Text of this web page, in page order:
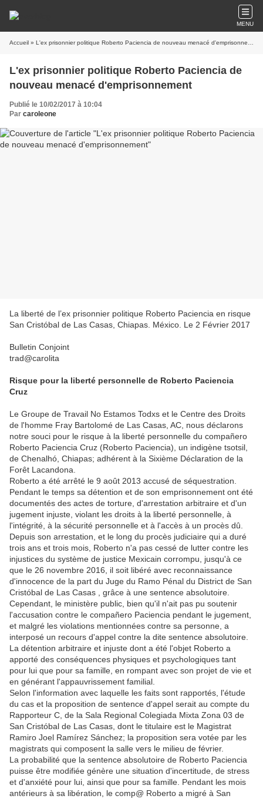
MENU
Accueil » L'ex prisonnier politique Roberto Paciencia de nouveau menacé d'emprisonnement
L'ex prisonnier politique Roberto Paciencia de
nouveau menacé d'emprisonnement
Publié le 10/02/2017 à 10:04
Par caroleone
La liberté de l’ex prisonnier politique Roberto Paciencia en risque
San Cristóbal de Las Casas, Chiapas. México. Le 2 Février 2017
Bulletin Conjoint
trad@carolita
Risque pour la liberté personnelle de Roberto Paciencia
Cruz
Le Groupe de Travail No Estamos Todxs et le Centre des Droits
de l'homme Fray Bartolomé de Las Casas, AC, nous déclarons
notre souci pour le risque à la liberté personnelle du compañero
Roberto Paciencia Cruz (Roberto Paciencia), un indigène tsotsil,
de Chenalhó, Chiapas; adhérent à la Sixième Déclaration de la
Forêt Lacandona.
Roberto a été arrêté le 9 août 2013 accusé de séquestration.
Pendant le temps sa détention et de son emprisonnement ont été
documentés des actes de torture, d'arrestation arbitraire et d'un
jugement injuste, violant les droits à la liberté personnelle, à
l'intégrité, à la sécurité personnelle et à l'accès à un procès dû.
Depuis son arrestation, et le long du procès judiciaire qui a duré
trois ans et trois mois, Roberto n'a pas cessé de lutter contre les
injustices du système de justice Mexicain corrompu, jusqu'à ce
que le 26 novembre 2016, il soit libéré avec reconnaissance
d'innocence de la part du Juge du Ramo Pénal du District de San
Cristóbal de Las Casas , grâce à une sentence absolutoire.
Cependant, le ministère public, bien qu'il n'ait pas pu soutenir
l'accusation contre le compañero Paciencia pendant le jugement,
et malgré les violations mentionnées contre sa personne, a
interposé un recours d'appel contre la dite sentence absolutoire.
La détention arbitraire et injuste dont a été l'objet Roberto a
apporté des conséquences physiques et psychologiques tant
pour lui que pour sa famille, en rompant avec son projet de vie et
en générant l'appauvrissement familial.
Selon l'information avec laquelle les faits sont rapportés, l'étude
du cas et la proposition de sentence d'appel serait au compte du
Rapporteur C, de la Sala Regional Colegiada Mixta Zona 03 de
San Cristóbal de Las Casas, dont le titulaire est le Magistrat
Ramiro Joel Ramírez Sánchez; la proposition sera votée par les
magistrats qui composent la salle vers le milieu de février.
La probabilité que la sentence absolutoire de Roberto Paciencia
puisse être modifiée génère une situation d'incertitude, de stress
et d'anxiété pour lui, ainsi que pour sa famille. Pendant les mois
antérieurs à sa libération, le comp@ Roberto a migré à San